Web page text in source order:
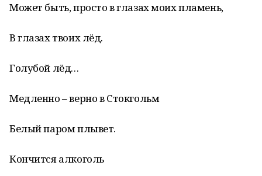
Может быть, просто в глазах моих пламень,
В глазах твоих лёд.
Голубой лёд…
Медленно – верно в Стокгольм
Белый паром плывет.
Кончится алкоголь